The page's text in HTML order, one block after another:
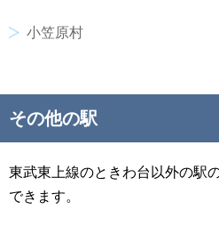
小笠原村
その他の駅
東武東上線のときわ台以外の駅
できます。